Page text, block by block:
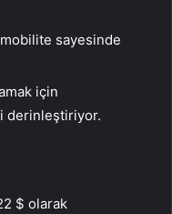
sayesinde
için
derinleştiriyor.
$ olarak